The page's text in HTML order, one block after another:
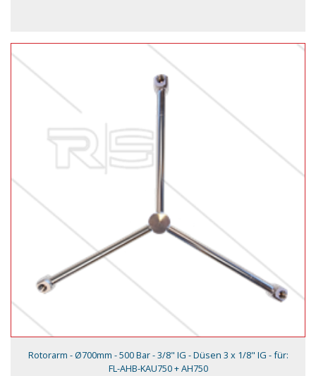
Rotorarm - Ø700mm - 500 Bar - 3/8" IG - Düsen 3 x 1/8" IG - für:
FL-AHB-KAU750 + AH750